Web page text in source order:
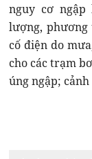
nguy cơ
lượng,
cố điện do
cho các trạm
úng ngập;